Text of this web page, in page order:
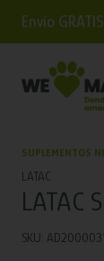
Envío
SUPLEMENTOS
LATAC
LATAC
SKU: